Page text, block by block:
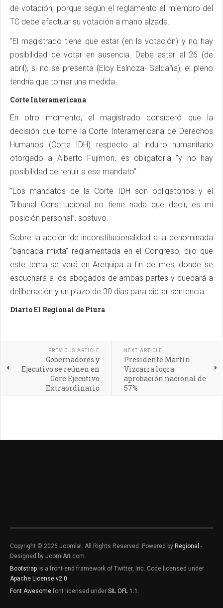
de votación, porque según el reglamento el miembro del
TC debe efectuar su votación a mano alzada.
“El magistrado tiene que estar (en la votación) y no hay
posibilidad de votar en ausencia. Debe estar el 26 (de
abril), si no se presenta (Eloy Esínoza- Saldaña), el pleno
tendría que tomar una medida.
Corte Interamericana
En otro momento, el magistrado consideró que la
decisión que tome la Corte Interamericana de Derechos
Humanos (Corte IDH) respecto al indulto humanitario
otorgado a Alberto Fujimori, es obligatoria “y no hay
posibilidad de rehuir a ese mandato”.
“Los mandatos de la Corte IDH son obligatorios y el
Tribunal Constitucional no tiene nada que decir, es mi
posición personal”, sostuvo.
Sobre la acción de inconstitucionalidad a la denominada
“bancada mixta” reglamentada en el Congreso, dijo que
este tema se verá en Arequipa a fin de mes, donde se
escuchará a los abogados de ambas partes y quedará a
deliberación y un plazo de 30 días para dictar sentencia.
Diario El Regional de Piura
PREVIOUS ARTICLE
Gobernadores y
Ejecutivo se reúnen en
Gore Ejecutivo
Extraordinario
NEXT ARTICLE
Presidente Martín
Vizcarra logra
aprobación nacional de
57%
Copyright © 2026 Joomla!. All Rights Reserved. Powered by Regional -
Designed by JoomlArt.com.
Bootstrap is a front-end framework of Twitter, Inc. Code licensed under
Apache License v2.0.
Font Awesome font licensed under SIL OFL 1.1 .